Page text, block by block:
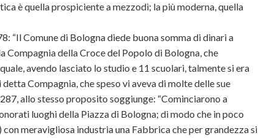
è quella prospiciente a mezzodì; la più moderna, quella
“Il Comune di Bologna diede buona somma di dinari a
Compagnia della Croce del Popolo di Bologna, che
avendo lasciato lo studio e 11 scuolari, talmente si era
Compagnia, che speso vi aveva di molte delle sue
allo stesso proposito soggiunge: “Cominciarono a
luoghi della Piazza di Bologna; di modo che in poco
meravigliosa industria una Fabbrica che per grandezza si